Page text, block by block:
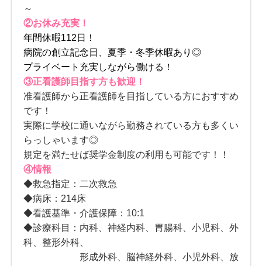
～
②お休み充実！
年間休暇112日！
病院の創立記念日、夏季・冬季休暇あり◎
プライベート充実しながら働ける！
③正看護師目指す方も歓迎！
准看護師から正看護師を目指している方におすすめ
です！
実際に学校に通いながら勤務されている方も多くい
らっしゃいます◎
規定を満たせば奨学金制度の利用も可能です！！
④情報
◆救急指定：二次救急
◆病床：214床
◆看護基準・介護保障：10:1
◆診療科目：内科、神経内科、胃腸科、小児科、外
科、整形外科、
形成外科、脳神経外科、小児外科、放